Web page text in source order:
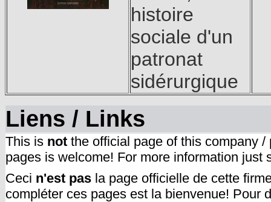
histoire
sociale d'un
patronat
sidérurgique
Liens / Links
This is not the official page of this company
pages is welcome! For more information just
Ceci n'est pas la page officielle de cette
compléter ces pages est la bienvenue! Pour